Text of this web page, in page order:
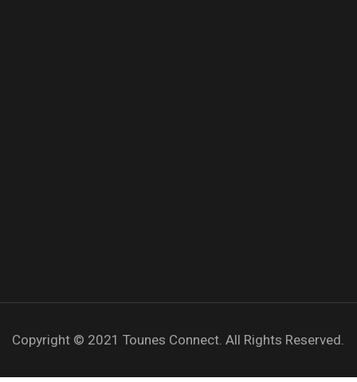
Copyright © 2021 Tounes Connect. All Rights Reserved.